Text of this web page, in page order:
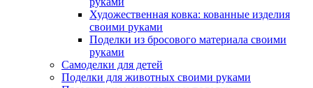
Художественная ковка: кованные изделия
своими руками
Поделки из бросового материала своими
руками
Самоделки для детей
Поделки для животных своими руками